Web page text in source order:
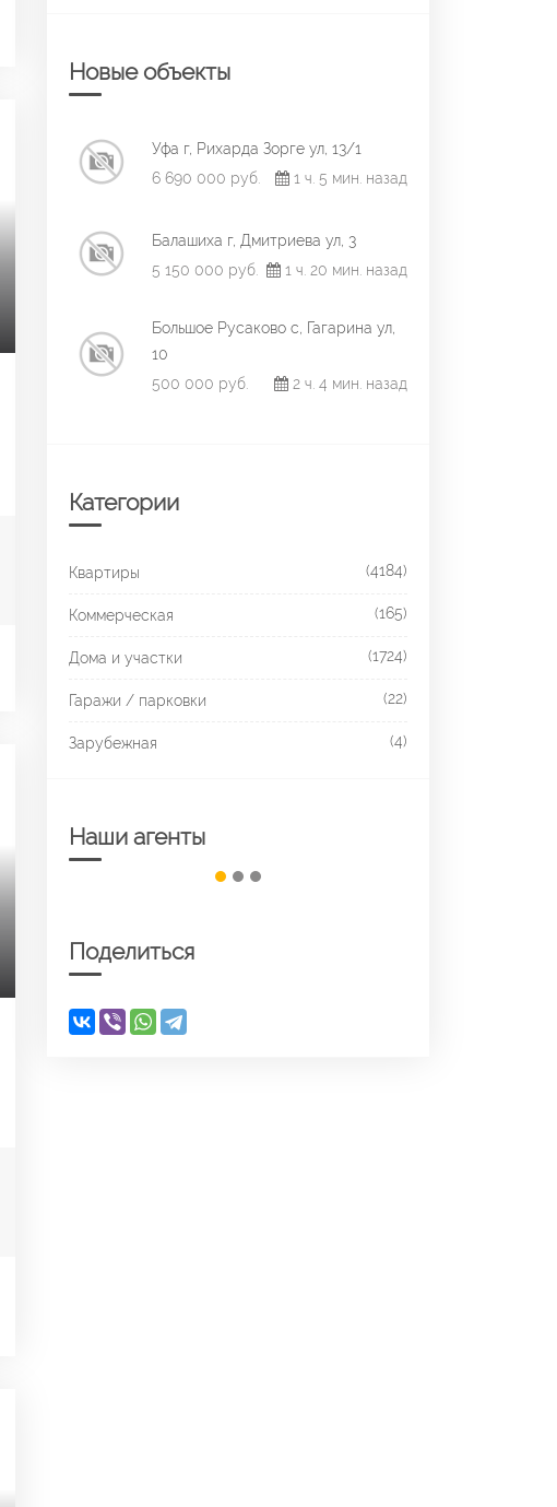
Новые объекты
Уфа г, Рихарда Зорге ул, 13/1
6 690 000 руб.
1 ч. 5 мин. назад
Балашиха г, Дмитриева ул, 3
5 150 000 руб.
1 ч. 20 мин. назад
Большое Русаково с, Гагарина ул,
10
500 000 руб.
2 ч. 4 мин. назад
Категории
Квартиры (4184)
Коммерческая (165)
Дома и участки (1724)
Гаражи / парковки (22)
Зарубежная (4)
Наши агенты
Поделиться